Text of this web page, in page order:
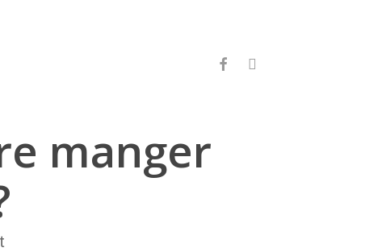
facebookinstagram
manger